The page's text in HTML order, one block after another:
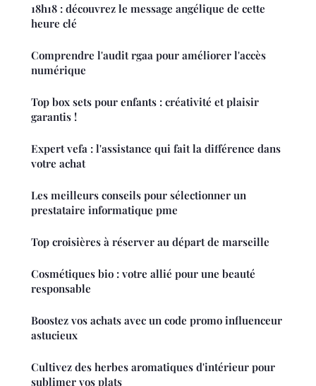
18h18 : découvrez le message angélique de cette
heure clé
Comprendre l'audit rgaa pour améliorer l'accès
numérique
Top box sets pour enfants : créativité et plaisir
garantis !
Expert vefa : l'assistance qui fait la différence dans
votre achat
Les meilleurs conseils pour sélectionner un
prestataire informatique pme
Top croisières à réserver au départ de marseille
Cosmétiques bio : votre allié pour une beauté
responsable
Boostez vos achats avec un code promo influenceur
astucieux
Cultivez des herbes aromatiques d'intérieur pour
sublimer vos plats